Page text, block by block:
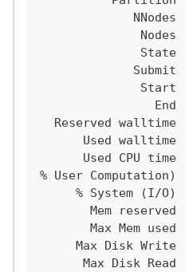
NNodes
Nodes
State
Submit
Start
End
Reserved walltime
Used walltime
Used CPU time
% User
% System (I/O)
Mem reserved
Max Mem used
Max Disk Write
Max Disk Read